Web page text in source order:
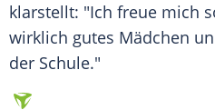
klarstellt: "Ich freue mich
wirklich gutes Mädchen
der Schule."